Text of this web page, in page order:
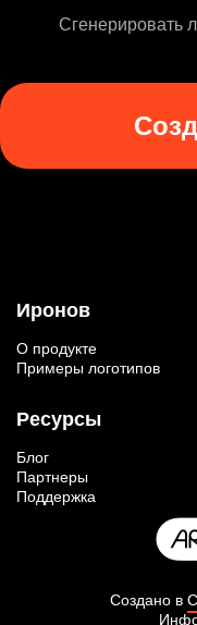
Сгенерировать
Иронов
О продукте
Примеры логотипов
Ресурсы
Блог
Партнеры
Поддержка
Создано в